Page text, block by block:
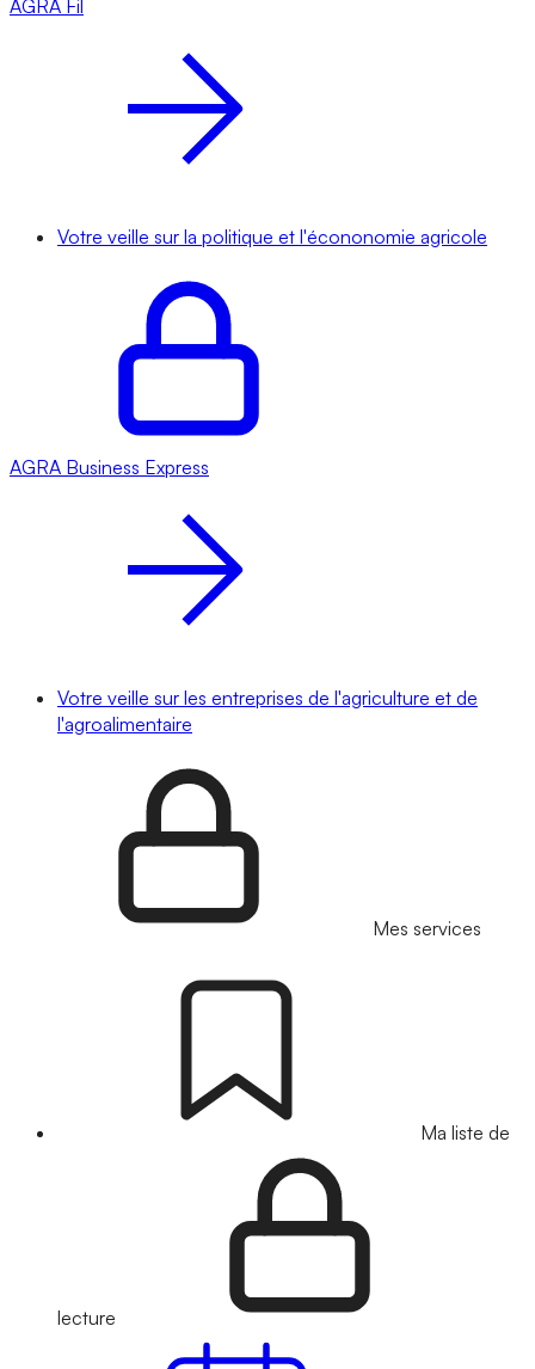
AGRA Fil
Votre veille sur la politique et l'écononomie agricole
AGRA Business Express
Votre veille sur les entreprises de l'agriculture et de
l'agroalimentaire
Mes services
Ma liste de
lecture